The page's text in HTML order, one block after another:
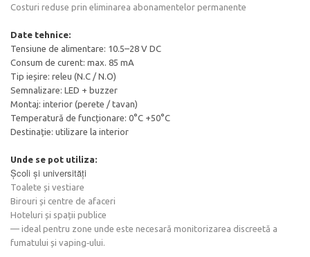
Costuri reduse prin eliminarea abonamentelor permanente
Date tehnice:
Tensiune de alimentare: 10.5–28 V DC
Consum de curent: max. 85 mA
Tip ieșire: releu (N.C / N.O)
Semnalizare: LED + buzzer
Montaj: interior (perete / tavan)
Temperatură de funcționare: 0°C +50°C
Destinație: utilizare la interior
Unde se pot utiliza:
Școli și universități
Toalete și vestiare
Birouri și centre de afaceri
Hoteluri și spații publice
— ideal pentru zone unde este necesară monitorizarea discreetă a
fumatului și vaping‑ului.